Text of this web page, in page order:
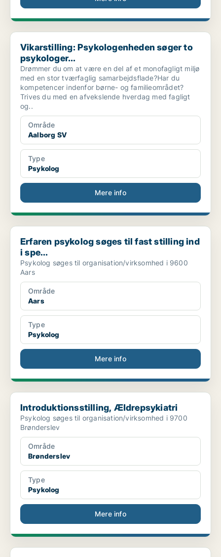
Vikarstilling: Psykologenheden søger to psykologer...
Vikarstilling: Psykologenheden søger to
psykologer...
Drømmer du om at være en del af et monofagligt miljø
med en stor tværfaglig samarbejdsflade?Har du
kompetencer indenfor børne- og familieområdet?
Trives du med en afvekslende hverdag med fagligt
og..
Område
Aalborg SV
Type
Psykolog
Mere info
Erfaren psykolog søges til fast stilling ind i spe...
Erfaren psykolog søges til fast stilling ind
i spe...
Psykolog søges til organisation/virksomhed i 9600
Aars
Område
Aars
Type
Psykolog
Mere info
Introduktionsstilling, Ældrepsykiatri
Introduktionsstilling, Ældrepsykiatri
Psykolog søges til organisation/virksomhed i 9700
Brønderslev
Område
Brønderslev
Type
Psykolog
Mere info
Bostøttemedarbejder til Bostøtte Socialpsykiatri